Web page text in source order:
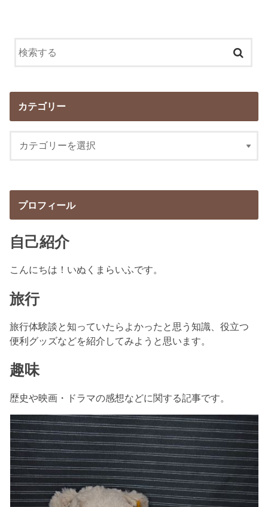
カテゴリー
プロフィール
自己紹介
こんにちは！いぬくまらいふです。
旅行
旅行体験談と知っていたらよかったと思う知識、役立つ
便利グッズなどを紹介してみようと思います。
趣味
歴史や映画・ドラマの感想などに関する記事です。